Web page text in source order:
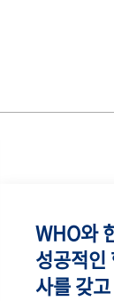
WHO와
성공적인
사를 갖